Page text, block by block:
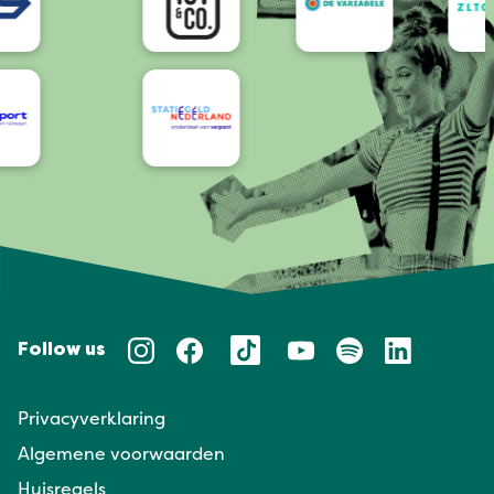
Follow us
Privacyverklaring
Algemene voorwaarden